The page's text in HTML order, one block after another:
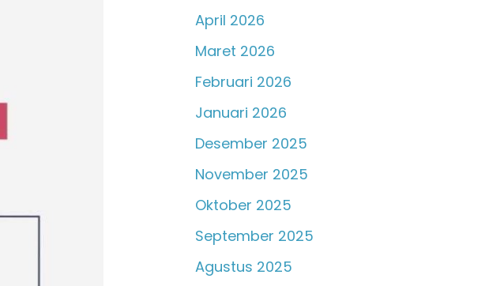
April 2026
Maret 2026
Februari 2026
Januari 2026
Desember 2025
November 2025
Oktober 2025
September 2025
Agustus 2025